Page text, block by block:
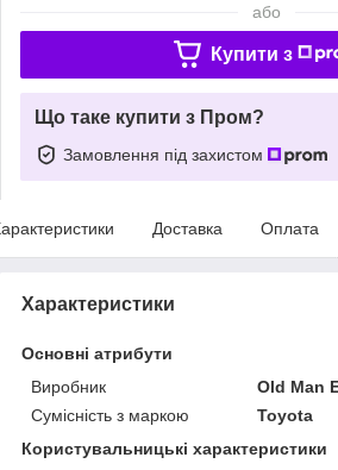
або
Купити з
Що таке купити з Пром?
Замовлення під захистом
Доставка Оплата
Характеристики
Основні атрибути
Виробник
Old Man
Сумісність з маркою
Toyota
Користувальницькі характеристики